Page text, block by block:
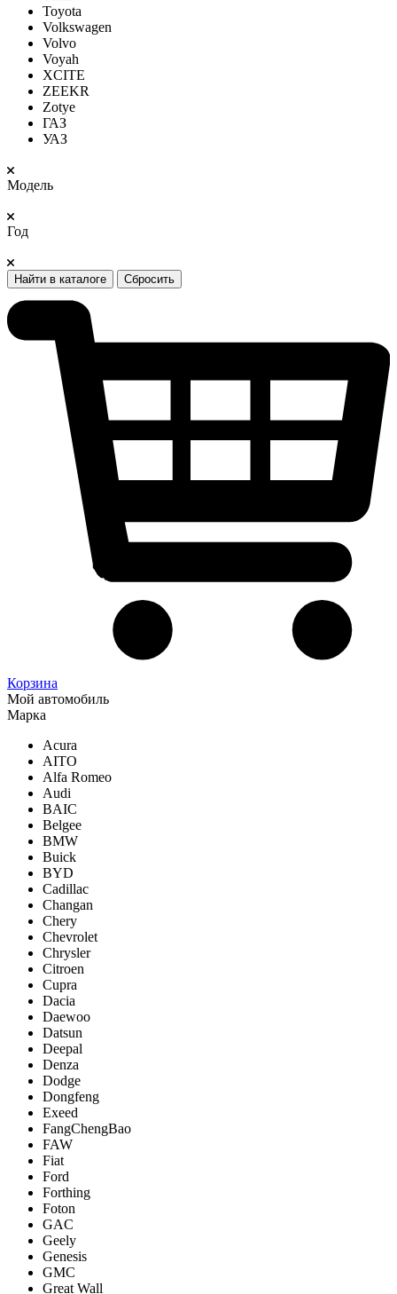
Toyota
Volkswagen
Volvo
Voyah
XCITE
ZEEKR
Zotye
ГАЗ
УАЗ
Модель
Год
Найти в каталоге Сбросить
Корзина
Мой автомобиль
Марка
Acura
AITO
Alfa Romeo
Audi
BAIC
Belgee
BMW
Buick
BYD
Cadillac
Changan
Chery
Chevrolet
Chrysler
Citroen
Cupra
Dacia
Daewoo
Datsun
Deepal
Denza
Dodge
Dongfeng
Exeed
FangChengBao
FAW
Fiat
Ford
Forthing
Foton
GAC
Geely
Genesis
GMC
Great Wall